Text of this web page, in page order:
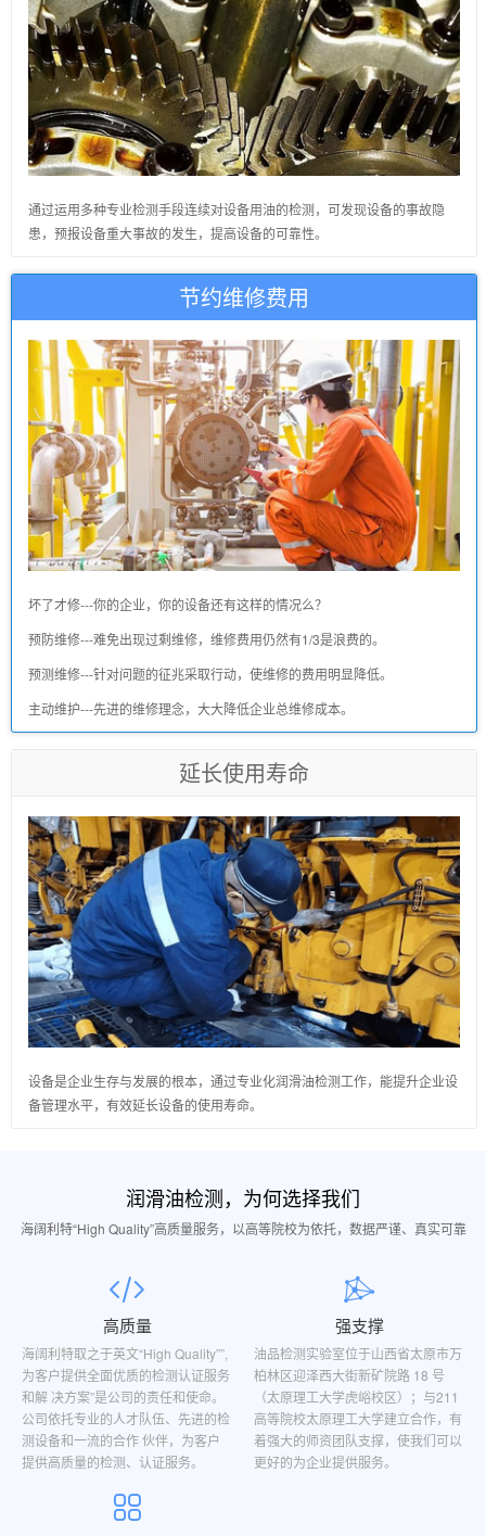
通过运用多种专业检测手段连续对设备用油的检测，可发现设备的事故隐
患，预报设备重大事故的发生，提高设备的可靠性。
节约维修费用
坏了才修---你的企业，你的设备还有这样的情况么？
预防维修---难免出现过剩维修，维修费用仍然有1/3是浪费的。
预测维修---针对问题的征兆采取行动，使维修的费用明显降低。
主动维护---先进的维修理念，大大降低企业总维修成本。
延长使用寿命
设备是企业生存与发展的根本，通过专业化润滑油检测工作，能提升企业设
备管理水平，有效延长设备的使用寿命。
润滑油检测，为何选择我们
海阔利特“High Quality”高质量服务，以高等院校为依托，数据严谨、真实可靠
高质量
海阔利特取之于英文“High Quality””,
为客户提供全面优质的检测认证服务
和解 决方案”是公司的责任和使命。
公司依托专业的人才队伍、先进的检
测设备和一流的合作 伙伴，为客户
提供高质量的检测、认证服务。
强支撑
油品检测实验室位于山西省太原市万
柏林区迎泽西大街新矿院路 18 号
（太原理工大学虎峪校区）；与211
高等院校太原理工大学建立合作，有
着强大的师资团队支撑，使我们可以
更好的为企业提供服务。